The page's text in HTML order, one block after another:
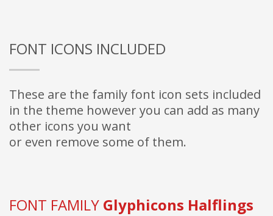
FONT ICONS INCLUDED
These are the family font icon sets included
in the theme however you can add as many
other icons you want
or even remove some of them.
FONT FAMILY Glyphicons Halflings